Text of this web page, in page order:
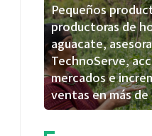
Pequeños
productoras de
aguacate,
TechnoServe,
mercados e
ventas en más